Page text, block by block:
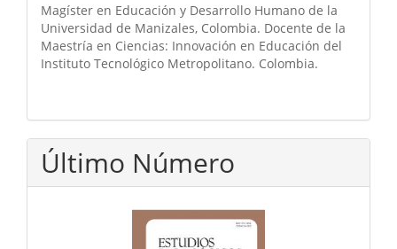
Magíster en Educación y Desarrollo Humano de la
Universidad de Manizales, Colombia. Docente de la
Maestría en Ciencias: Innovación en Educación del
Instituto Tecnológico Metropolitano. Colombia.
Último Número